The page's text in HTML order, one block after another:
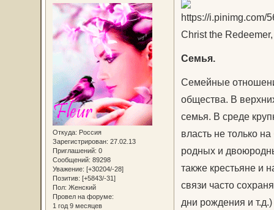
Откуда: Россия
Зарегистрирован: 27.02.13
Приглашений: 0
Сообщений: 89298
Уважение: [+30204/-28]
Позитив: [+5843/-31]
Пол: Женский
Провел на форуме:
1 год 9 месяцев
Christ the
Семья.
Семейные
общества. В
семья. В среде
власть не только
родных и
также крестьяне и
связи часто
дни рождения и